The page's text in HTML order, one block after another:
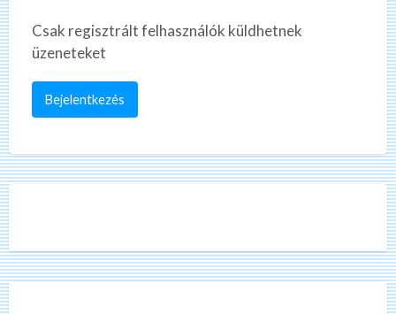
Csak regisztrált felhasználók küldhetnek
üzeneteket
Bejelentkezés